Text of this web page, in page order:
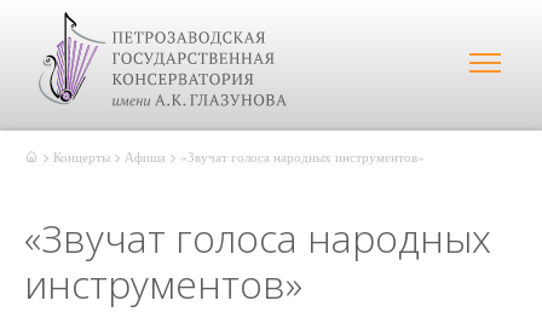
Концерты Афиша «Звучат голоса народных инструментов»
«Звучат голоса народных
инструментов»